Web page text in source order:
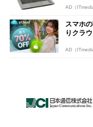
AD（
スマホ
りクラ
AD（